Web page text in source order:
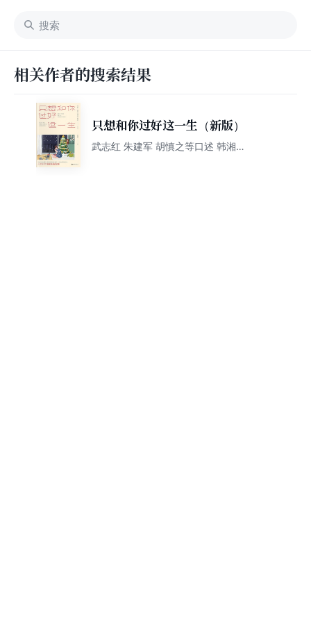
相关作者的搜索结果
只想和你过好这一生（新版）
武志红 朱建军 胡慎之等口述 韩湘景